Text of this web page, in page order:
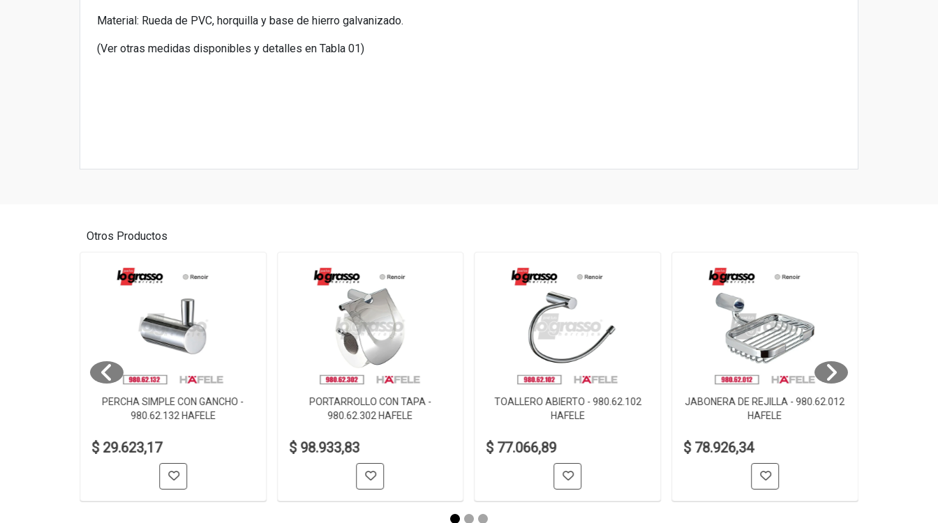
Material: Rueda de PVC, horquilla y base de hierro galvanizado.
(Ver otras medidas disponibles y detalles en Tabla 01)
Otros Productos
PERCHA SIMPLE CON GANCHO -
980.62.132 HAFELE
$ 29.623,17
PORTARROLLO CON TAPA -
980.62.302 HAFELE
$ 98.933,83
TOALLERO ABIERTO - 980.62.102
HAFELE
$ 77.066,89
JABONERA DE REJILLA - 980.62.012
HAFELE
$ 78.926,34